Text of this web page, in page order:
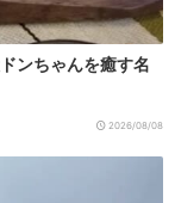
ンちゃんを癒す名
2026/08/08